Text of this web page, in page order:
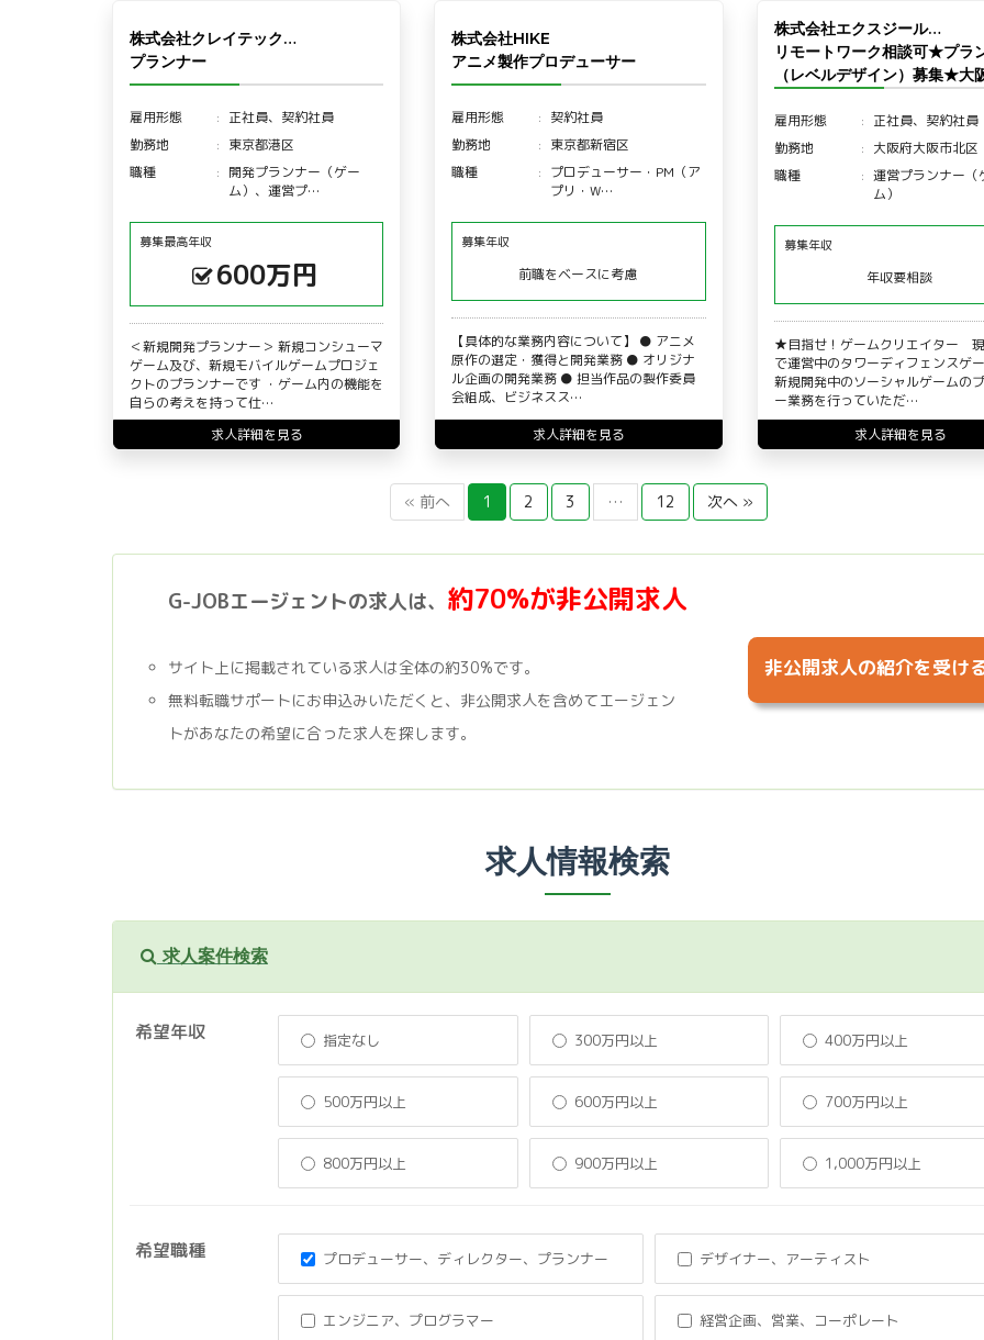
株式会社クレイテック…
プランナー
雇用形態
正社員、契約社員
勤務地
東京都港区
職種
開発プランナー（ゲー
ム）、運営プ…
募集最高年収
600万円
＜新規開発プランナー＞ 新規コンシューマ
ゲーム及び、新規モバイルゲームプロジェ
クトのプランナーです ・ゲーム内の機能を
自らの考えを持って仕…
求人詳細を見る
株式会社HIKE
アニメ製作プロデューサー
雇用形態
契約社員
勤務地
東京都新宿区
職種
プロデューサー・PM（ア
プリ・W…
募集年収
前職をベースに考慮
【具体的な業務内容について】 ● アニメ
原作の選定・獲得と開発業務 ● オリジナ
ル企画の開発業務 ● 担当作品の製作委員
会組成、ビジネスス…
求人詳細を見る
株式会社エクスジール…
リモートワーク相談可★プラ
（レベルデザイン）募集★大
雇用形態
正社員、契約社員
勤務地
大阪府大阪市北区
職種
運営プランナー（
ム）
募集年収
年収要相談
★目指せ！ゲームクリエイター
で運営中のタワーディフェンスゲ
新規開発中のソーシャルゲームの
ー業務を行っていただ…
求人詳細を見る
« 前へ 1 2 3 … 12 次へ »
G-JOBエージェントの求人は、 約70%が非公開求人
サイト上に掲載されている求人は全体の約30%です。
無料転職サポートにお申込みいただくと、非公開求人を含めてエージェン
トがあなたの希望に合った求人を探します。
非公開求人の紹介を受け
求人情報検索
求人案件検索
希望年収 指定なし 300万円以上 400万円以上
500万円以上 600万円以上 700万円以上
800万円以上 900万円以上 1,000万円以上
希望職種 プロデューサー、ディレクター、プランナー デザイナー、アーティスト
エンジニア、プログラマー 経営企画、営業、コーポレート